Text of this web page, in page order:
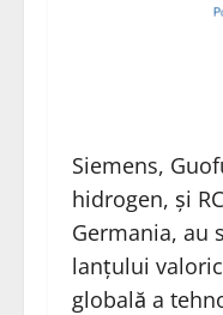
Siemens,
hidrogen, și
Germania, au
lanțului
globală a